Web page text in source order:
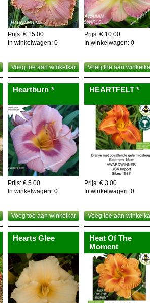
Prijs: € 15.00
In winkelwagen: 0
Voeg toe aan winkelkar
Prijs: € 10.00
In winkelwagen: 0
Voeg toe aan
Heartburn *
Prijs: € 5.00
In winkelwagen: 0
Voeg toe aan winkelkar
HEARTFELT *
Prijs: € 3.00
In winkelwagen: 0
Voeg toe aan
Hearts Glee
Heat Of The
Moment